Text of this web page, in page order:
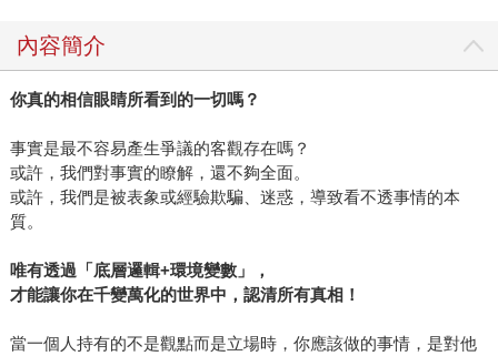
內容簡介
你真的相信眼睛所看到的一切嗎？
事實是最不容易產生爭議的客觀存在嗎？
或許，我們對事實的瞭解，還不夠全面。
或許，我們是被表象或經驗欺騙、迷惑，導致看不透事情的本
質。
唯有透過「底層邏輯+環境變數」，
才能讓你在千變萬化的世界中，認清所有真相！
當一個人持有的不是觀點而是立場時，你應該做的事情，是對他